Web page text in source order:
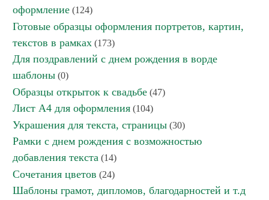
оформление (124)
Готовые образцы оформления портретов, картин,
текстов в рамках (173)
Для поздравлений с днем рождения в ворде
шаблоны (0)
Образцы открыток к свадьбе (47)
Лист А4 для оформления (104)
Украшения для текста, страницы (30)
Рамки с днем рождения с возможностью
добавления текста (14)
Сочетания цветов (24)
Шаблоны грамот, дипломов, благодарностей и т.д